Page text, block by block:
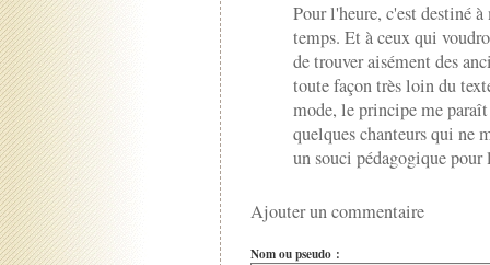
Pour l'heure, c'est destiné
temps. Et à ceux qui
de trouver aisément des
toute façon très loin du
mode, le principe me
quelques chanteurs qui ne
un souci pédagogique
Ajouter un commentaire
Nom ou pseudo :